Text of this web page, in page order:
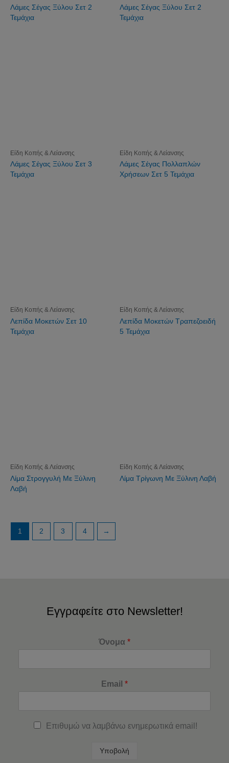
Λάμες Σέγας Ξύλου Σετ 2
Τεμάχια
Λάμες Σέγας Ξύλου Σετ 2
Τεμάχια
Είδη Κοπής & Λείανσης
Λάμες Σέγας Ξύλου Σετ 3
Τεμάχια
Είδη Κοπής & Λείανσης
Λάμες Σέγας Πολλαπλών
Χρήσεων Σετ 5 Τεμάχια
Είδη Κοπής & Λείανσης
Λεπίδα Μοκετών Σετ 10
Τεμάχια
Είδη Κοπής & Λείανσης
Λεπίδα Μοκετών Τραπεζοειδή
5 Τεμάχια
Είδη Κοπής & Λείανσης
Λίμα Στρογγυλή Με Ξύλινη
Λαβή
Είδη Κοπής & Λείανσης
Λίμα Τρίγωνη Με Ξύλινη Λαβή
1 2 3 4 →
Εγγραφείτε στο Newsletter!
Όνομα *
Email *
Επιθυμώ να λαμβάνω ενημερωτικά email!
Υποβολή